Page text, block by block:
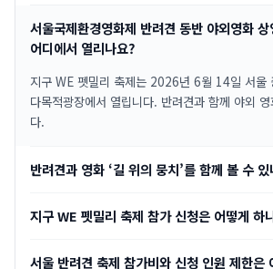
서울국제환경영화제 반려견 동반 야외영화 상
어디에서 열리나요?
지구 WE 펫밀리 축제는 2026년 6월 14일 서울
다목적광장에서 열립니다. 반려견과 함께 야외
다.
반려견과 영화 ‘길 위의 뭉치’를 함께 볼 수
지구 WE 펫밀리 축제 참가 신청은 어떻게 하
서울 반려견 축제 참가비와 신청 인원 제한은